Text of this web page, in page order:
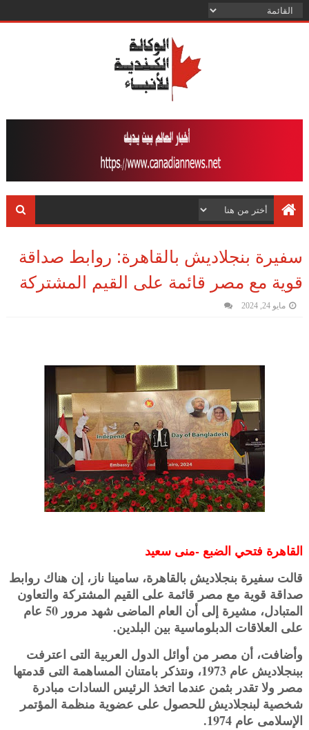
سفيرة بنجلاديش بالقاهرة: روابط صداقة
قوية مع مصر قائمة على القيم المشتركة
مايو 24, 2024
القاهرة فتحي الضبع -منى سعيد
قالت سفيرة بنجلاديش بالقاهرة، سامينا ناز، إن هناك روابط
صداقة قوية مع مصر قائمة على القيم المشتركة والتعاون
المتبادل، مشيرة إلى أن العام الماضى شهد مرور 50 عام
على العلاقات الدبلوماسية بين البلدين.
وأضافت، أن مصر من أوائل الدول العربية التى اعترفت
ببنجلاديش عام 1973، ونتذكر بامتنان المساهمة التى قدمتها
مصر ولا تقدر بثمن عندما اتخذ الرئيس السادات مبادرة
شخصية لبنجلاديش للحصول على عضوية منظمة المؤتمر
الإسلامى عام 1974.